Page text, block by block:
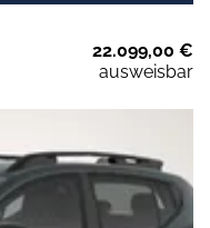
22.099,00 €
ausweisbar